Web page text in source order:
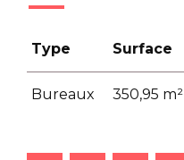
Type Surface
Bureaux 350,95 m²